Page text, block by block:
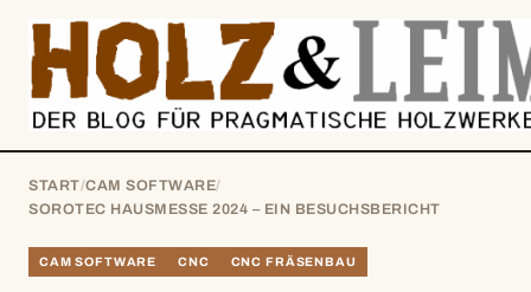
springen
START/CAM SOFTWARE/
SOROTEC HAUSMESSE 2024 – EIN BESUCHSBERICHT
CAM SOFTWARE CNC CNC FRÄSENBAU